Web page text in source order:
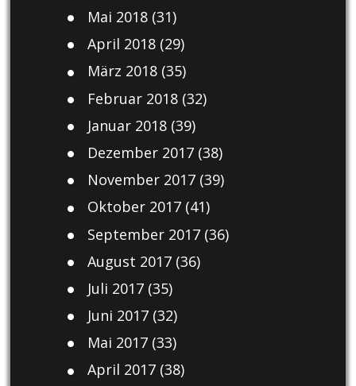
Mai 2018(31)
April 2018(29)
März 2018(35)
Februar 2018(32)
Januar 2018(39)
Dezember 2017(38)
November 2017(39)
Oktober 2017(41)
September 2017(36)
August 2017(36)
Juli 2017(35)
Juni 2017(32)
Mai 2017(33)
April 2017(38)